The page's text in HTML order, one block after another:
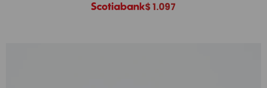
$1.097